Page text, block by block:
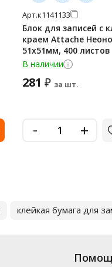
Арт.к1141133
Блок для записей с
краем Attache
51х51мм, 400 листов
В наличии
281 ₽ за шт.
- +
клейкая бумага для